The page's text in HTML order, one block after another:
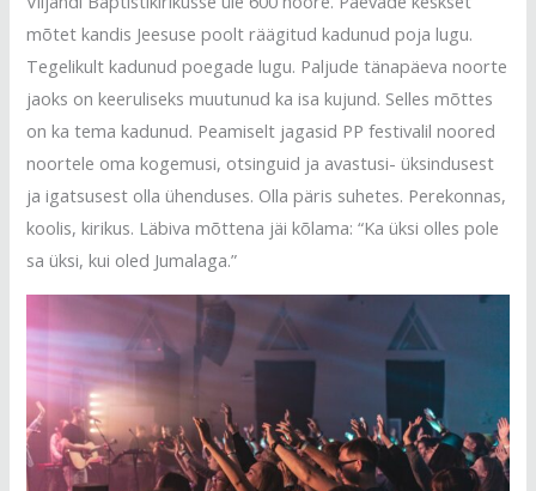
mõtet kandis Jeesuse poolt räägitud kadunud poja lugu.
Tegelikult kadunud poegade lugu. Paljude tänapäeva noorte
jaoks on keeruliseks muutunud ka isa kujund. Selles mõttes
on ka tema kadunud. Peamiselt jagasid PP festivalil noored
noortele oma kogemusi, otsinguid ja avastusi- üksindusest
ja igatsusest olla ühenduses. Olla päris suhetes. Perekonnas,
koolis, kirikus. Läbiva mõttena jäi kõlama: “Ka üksi olles pole
sa üksi, kui oled Jumalaga.”